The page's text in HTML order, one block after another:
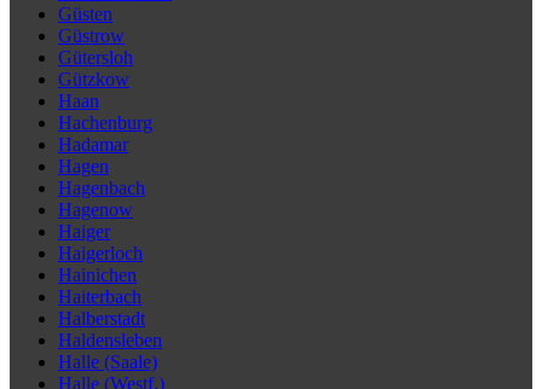
Güsten
Güstrow
Gütersloh
Gützkow
Haan
Hachenburg
Hadamar
Hagen
Hagenbach
Hagenow
Haiger
Haigerloch
Hainichen
Haiterbach
Halberstadt
Haldensleben
Halle (Saale)
Halle (Westf.)